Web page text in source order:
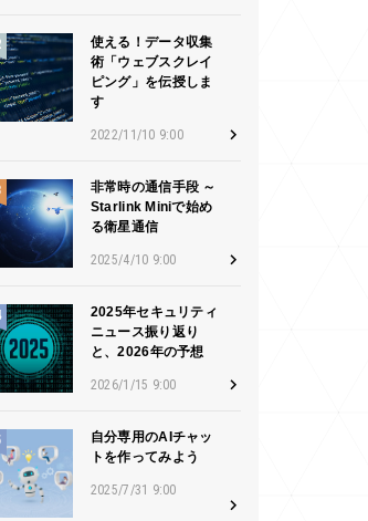
使える！データ収集
術「ウェブスクレイ
ピング」を伝授しま
す
2022/11/10 9:00
非常時の通信手段 ～
Starlink Miniで始め
る衛星通信
2025/4/10 9:00
2025年セキュリティ
ニュース振り返り
と、2026年の予想
2026/1/15 9:00
自分専用のAIチャッ
トを作ってみよう
2025/7/31 9:00